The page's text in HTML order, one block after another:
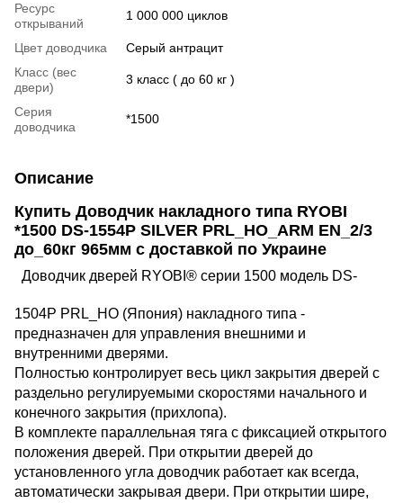
Ресурс
открываний
1 000 000 циклов
Цвет доводчика
Серый антрацит
Класс (вес
двери)
3 класс ( до 60 кг )
Серия
доводчика
*1500
Описание
Купить Доводчик накладного типа RYOBI
*1500 DS-1554P SILVER PRL_HO_ARM EN_2/3
до_60кг 965мм с доставкой по Украине
Доводчик дверей RYOBI® серии 1500 модель DS-
1504P PRL_HO (Япония) накладного типа -
предназначен для управления внешними и
внутренними дверями.
Полностью контролирует весь цикл закрытия дверей с
раздельно регулируемыми скоростями начального и
конечного закрытия (прихлопа).
В комплекте параллельная тяга с фиксацией открытого
положения дверей. При открытии дверей до
установленного угла доводчик работает как всегда,
автоматически закрывая двери. При открытии шире,